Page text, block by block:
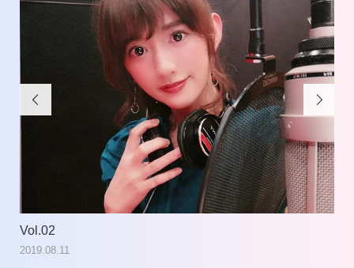

Vol.02
2019.08.11
